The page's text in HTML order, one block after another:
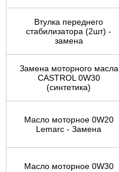
Втулка переднего
стабилизатора (2шт) -
замена
Замена моторного масла
CASTROL 0W30
(синтетика)
Масло моторное 0W20
Lemarc - Замена
Масло моторное 0W30